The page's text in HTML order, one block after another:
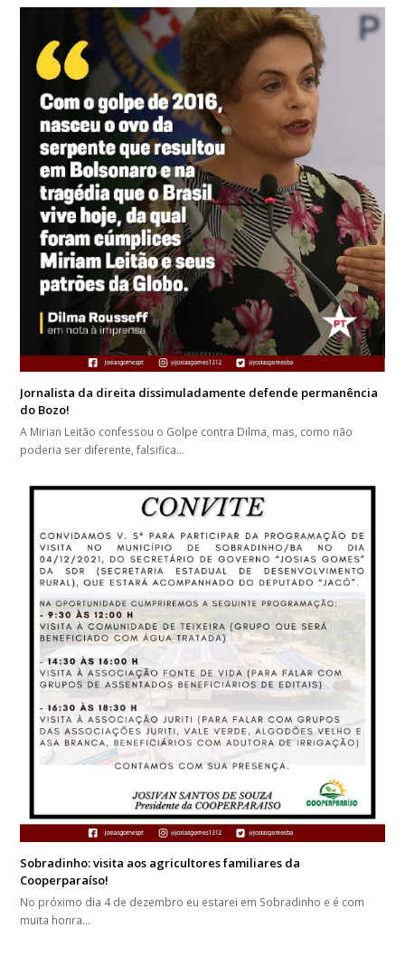
Jornalista da direita dissimuladamente defende permanência
do Bozo!
A Mirian Leitão confessou o Golpe contra Dilma, mas, como não
poderia ser diferente, falsifica…
Sobradinho: visita aos agricultores familiares da
Cooperparaíso!
No próximo dia 4 de dezembro eu estarei em Sobradinho e é com
muita honra…